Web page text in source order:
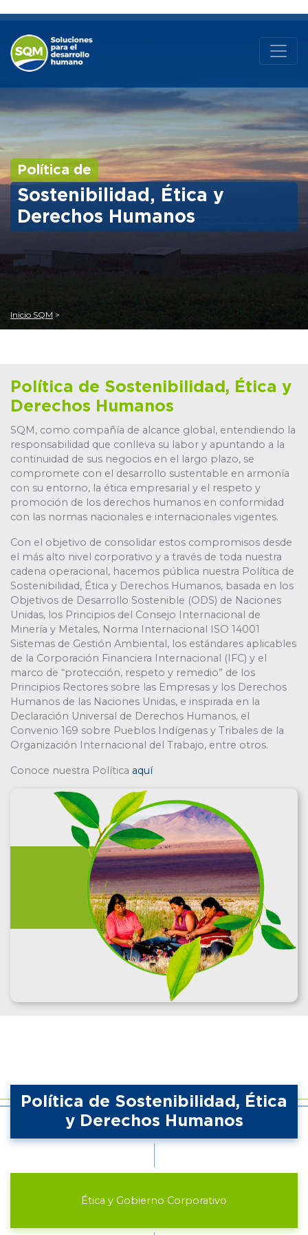
Política de
Sostenibilidad, Ética y
Derechos Humanos
Inicio SQM
Política de Sostenibilidad, Ética y
Derechos Humanos
SQM, como compañía de alcance global, entendiendo la
responsabilidad que conlleva su labor y apuntando a la
continuidad de sus negocios en el largo plazo, se
compromete con el desarrollo sustentable en armonía
con su entorno, la ética empresarial y el respeto y
promoción de los derechos humanos en conformidad
con las normas nacionales e internacionales vigentes.
Con el objetivo de consolidar estos compromisos desde
el más alto nivel corporativo y a través de toda nuestra
cadena operacional, hacemos pública nuestra Política de
Sostenibilidad, Ética y Derechos Humanos, basada en los
Objetivos de Desarrollo Sostenible (ODS) de Naciones
Unidas, los Principios del Consejo Internacional de
Minería y Metales, Norma Internacional ISO 14001
Sistemas de Gestión Ambiental, los estándares aplicables
de la Corporación Financiera Internacional (IFC) y el
marco de “protección, respeto y remedio” de los
Principios Rectores sobre las Empresas y los Derechos
Humanos de las Naciones Unidas, e inspirada en la
Declaración Universal de Derechos Humanos, el
Convenio 169 sobre Pueblos Indígenas y Tribales de la
Organización Internacional del Trabajo, entre otros.
Conoce nuestra Política aquí
Política de Sostenibilidad, Ética
y Derechos Humanos
Ética y Gobierno Corporativo